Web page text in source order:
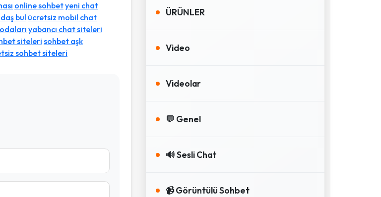
online sohbetyeni chat
bul ücretsiz mobil chat
yabancı chat siteleri
siteleri sohbet aşk
sohbet siteleri
ÜRÜNLER
Video
Videolar
💬 Genel
🔊 Sesli Chat
📹 Görüntülü Sohbet